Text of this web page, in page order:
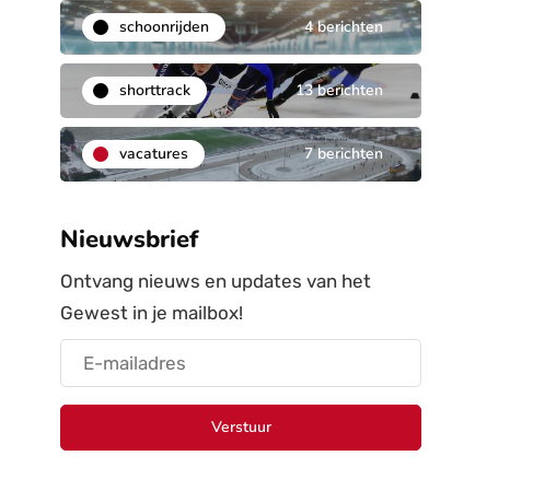
schoonrijden 4 berichten
shorttrack 13 berichten
vacatures 7 berichten
Nieuwsbrief
Ontvang nieuws en updates van het
Gewest in je mailbox!
Verstuur